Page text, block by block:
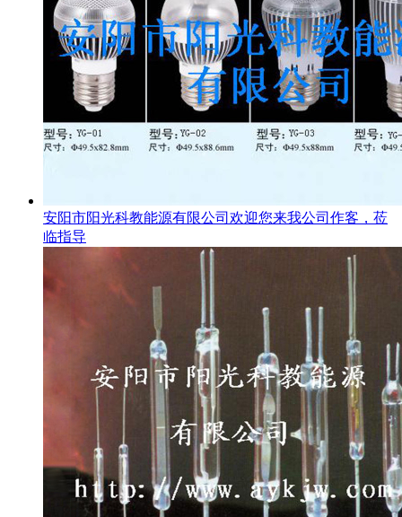
安阳市阳光科教能源有限公司欢迎您来我公司作客，莅
临指导